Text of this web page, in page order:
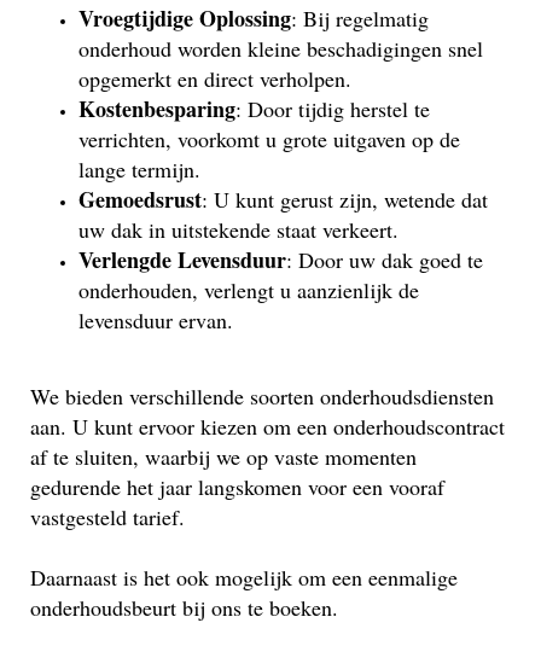
Vroegtijdige Oplossing: Bij regelmatig
onderhoud worden kleine beschadigingen snel
opgemerkt en direct verholpen.
Kostenbesparing: Door tijdig herstel te
verrichten, voorkomt u grote uitgaven op de
lange termijn.
Gemoedsrust: U kunt gerust zijn, wetende dat
uw dak in uitstekende staat verkeert.
Verlengde Levensduur: Door uw dak goed te
onderhouden, verlengt u aanzienlijk de
levensduur ervan.
We bieden verschillende soorten onderhoudsdiensten
aan. U kunt ervoor kiezen om een onderhoudscontract
af te sluiten, waarbij we op vaste momenten
gedurende het jaar langskomen voor een vooraf
vastgesteld tarief.
Daarnaast is het ook mogelijk om een eenmalige
onderhoudsbeurt bij ons te boeken.